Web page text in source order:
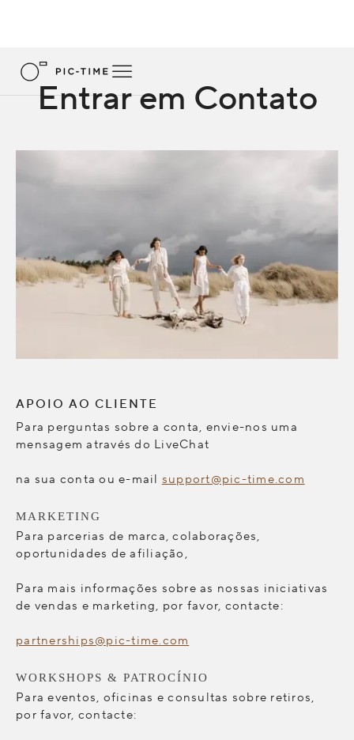
Entrar em Contato
APOIO AO CLIENTE
Para perguntas sobre a conta, envie-nos uma
mensagem através do LiveChat
na sua conta ou e-mail support@pic-time.com
MARKETING
Para parcerias de marca, colaborações,
oportunidades de afiliação,
Para mais informações sobre as nossas iniciativas
de vendas e marketing, por favor, contacte:
partnerships@pic-time.com
WORKSHOPS & PATROCÍNIO
Para eventos, oficinas e consultas sobre retiros,
por favor, contacte: